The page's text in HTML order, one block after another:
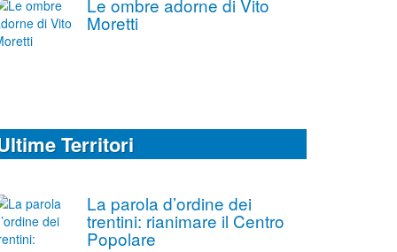
Le ombre adorne di Vito
Moretti
Territori
La parola d’ordine dei
trentini: rianimare il Centro
Popolare